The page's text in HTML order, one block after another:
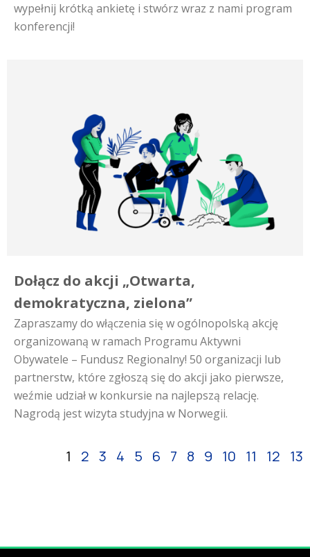
wypełnij krótką ankietę i stwórz wraz z nami program
konferencji!
Dołącz do akcji „Otwarta,
demokratyczna, zielona”
Zapraszamy do włączenia się w ogólnopolską akcję
organizowaną w ramach Programu Aktywni
Obywatele – Fundusz Regionalny! 50 organizacji lub
partnerstw, które zgłoszą się do akcji jako pierwsze,
weźmie udział w konkursie na najlepszą relację.
Nagrodą jest wizyta studyjna w Norwegii.
1 2 3 4 5 6 7 8 9 10 11 12 13